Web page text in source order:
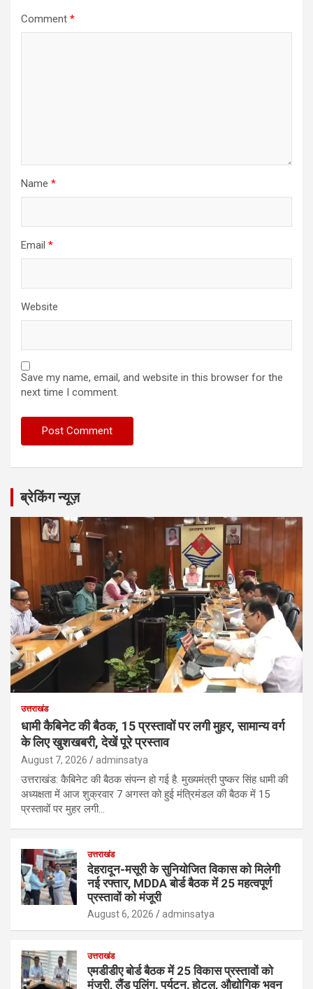
Comment *
Name *
Email *
Website
Save my name, email, and website in this browser for the
next time I comment.
ब्रेकिंग न्यूज़
उत्तराखंड
धामी कैबिनेट की बैठक, 15 प्रस्तावों पर लगी मुहर, सामान्य वर्ग
के लिए खुशखबरी, देखें पूरे प्रस्ताव
August 7, 2026 adminsatya
उत्तराखंड: कैबिनेट की बैठक संपन्न हो गई है. मुख्यमंत्री पुष्कर सिंह धामी की
अध्यक्षता में आज शुक्रवार 7 अगस्त को हुई मंत्रिमंडल की बैठक में 15
प्रस्तावों पर मुहर लगी…
उत्तराखंड
देहरादून-मसूरी के सुनियोजित विकास को मिलेगी
नई रफ्तार, MDDA बोर्ड बैठक में 25 महत्वपूर्ण
प्रस्तावों को मंजूरी
August 6, 2026 adminsatya
उत्तराखंड
एमडीडीए बोर्ड बैठक में 25 विकास प्रस्तावों को
मंजूरी, लैंड पूलिंग, पर्यटन, होटल, औद्योगिक भवन